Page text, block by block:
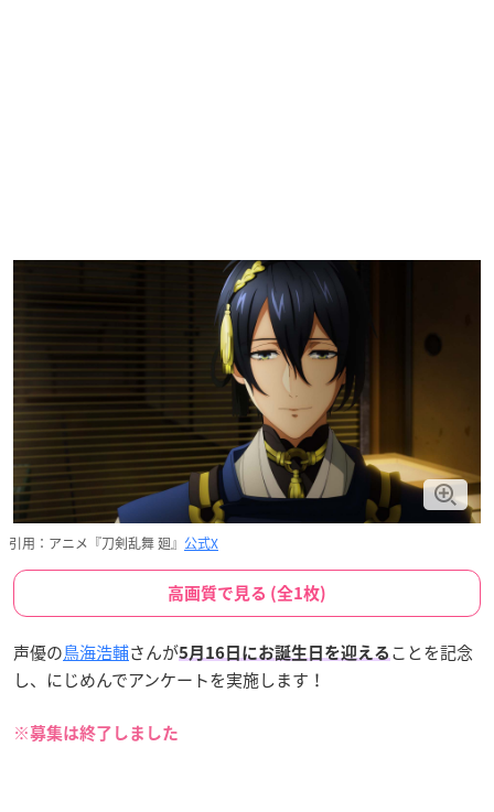
引用：アニメ『刀剣乱舞 廻』 公式X
高画質で見る (全1枚)
声優の鳥海浩輔さんが5月16日にお誕生日を迎える ことを記念
し、にじめんでアンケートを実施します！
※募集は終了しました